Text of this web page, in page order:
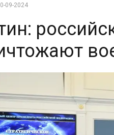
09-2024